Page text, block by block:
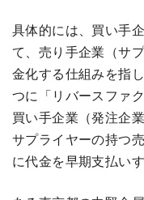
具体的には、買い手
て、売り手企業（サ
金化する仕組みを指
つに「リバースファ
買い手企業（発注企
サプライヤーの持つ
に代金を早期支払い